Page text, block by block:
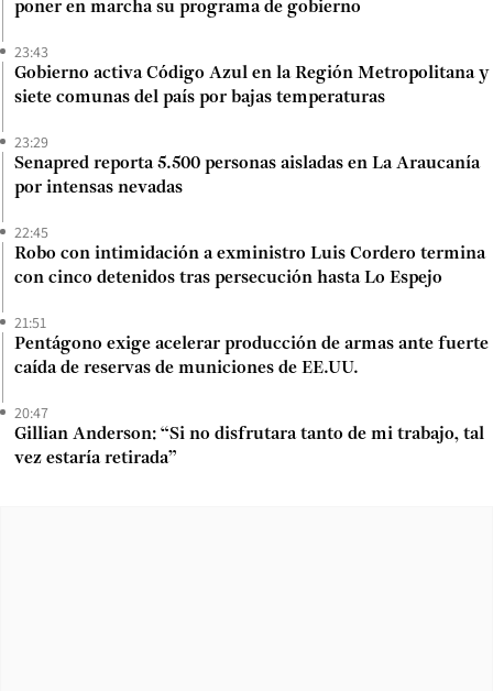
poner en marcha su programa de gobierno
23:43
Gobierno activa Código Azul en la Región Metropolitana y
siete comunas del país por bajas temperaturas
23:29
Senapred reporta 5.500 personas aisladas en La Araucanía
por intensas nevadas
22:45
Robo con intimidación a exministro Luis Cordero termina
con cinco detenidos tras persecución hasta Lo Espejo
21:51
Pentágono exige acelerar producción de armas ante fuerte
caída de reservas de municiones de EE.UU.
20:47
Gillian Anderson: “Si no disfrutara tanto de mi trabajo, tal
vez estaría retirada”